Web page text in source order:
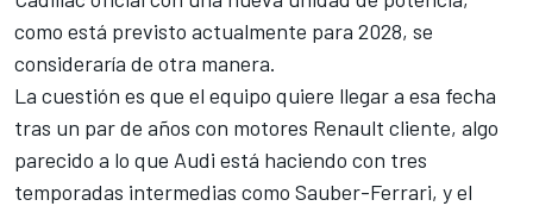
como está previsto actualmente para 2028, se
consideraría de otra manera.
La cuestión es que el equipo quiere llegar a esa fecha
tras un par de años con motores Renault cliente, algo
parecido a lo que Audi está haciendo con tres
temporadas intermedias como Sauber-Ferrari, y el